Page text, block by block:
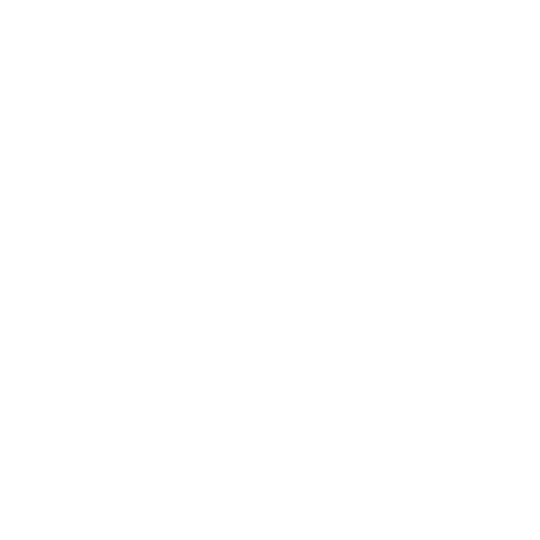
させていただ
き作成されるも
をご了承くださ
です。
です。
1000ppm以下、
) : 1000ppm、
、
貨物等」とい
可)を取得する
要な手段を講じ
これらの製造装